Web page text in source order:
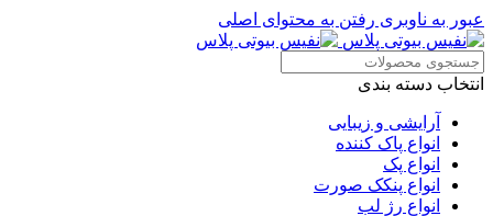
عبور به ناوبری رفتن به محتوای اصلی
انتخاب دسته بندی
آرایشی و زیبایی
انواع پاک کننده
انواع پک
انواع پنکک صورت
انواع رژ لب